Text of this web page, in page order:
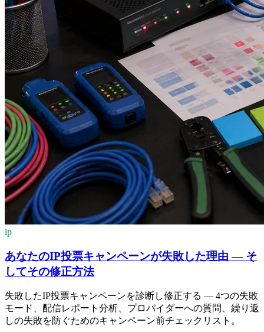
ip
あなたのIP投票キャンペーンが失敗した理由 — そ
してその修正方法
失敗したIP投票キャンペーンを診断し修正する — 4つの失敗
モード、配信レポート分析、プロバイダーへの質問、繰り返
しの失敗を防ぐためのキャンペーン前チェックリスト。